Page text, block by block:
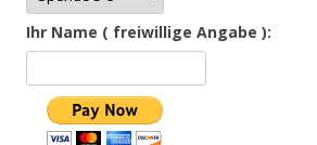
Ihr Name ( freiwillige Angabe ):